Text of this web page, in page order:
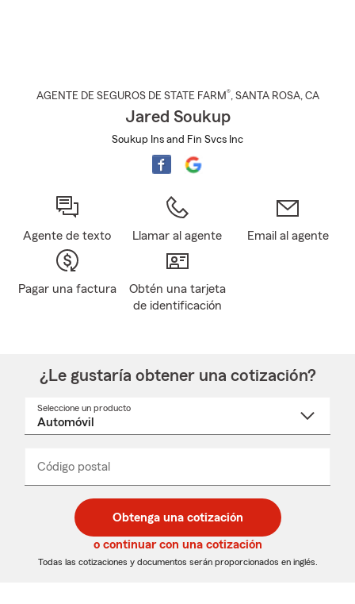
AGENTE DE SEGUROS DE STATE FARM®, SANTA ROSA, CA
Jared Soukup
Soukup Ins and Fin Svcs Inc
Agente de texto Llamar al agente Email al agente
Pagar una factura
Obtén una tarjeta
de identificación
¿Le gustaría obtener una cotización?
Seleccione un producto
desplegable
Código postal
de
5
dígitos
de
5
dígitos
_____
Obtenga una cotización
o continuar con una cotización
Todas las cotizaciones y documentos serán proporcionados en inglés.